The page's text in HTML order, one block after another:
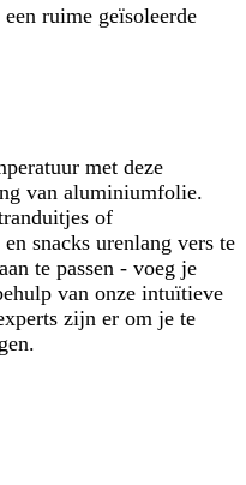
ruime geïsoleerde
met deze
van aluminiumfolie.
of
snacks urenlang vers te
te passen - voeg je
van onze intuïtieve
zijn er om je te